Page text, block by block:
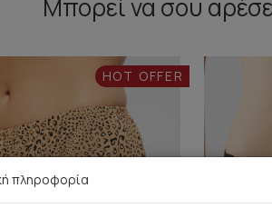
Μπορεί να σου
HOT OFFER
πληροφορία